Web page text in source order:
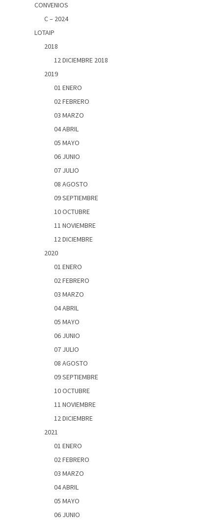
CONVENIOS
C – 2024
LOTAIP
2018
12 DICIEMBRE 2018
2019
01 ENERO
02 FEBRERO
03 MARZO
04 ABRIL
05 MAYO
06 JUNIO
07 JULIO
08 AGOSTO
09 SEPTIEMBRE
10 OCTUBRE
11 NOVIEMBRE
12 DICIEMBRE
2020
01 ENERO
02 FEBRERO
03 MARZO
04 ABRIL
05 MAYO
06 JUNIO
07 JULIO
08 AGOSTO
09 SEPTIEMBRE
10 OCTUBRE
11 NOVIEMBRE
12 DICIEMBRE
2021
01 ENERO
02 FEBRERO
03 MARZO
04 ABRIL
05 MAYO
06 JUNIO